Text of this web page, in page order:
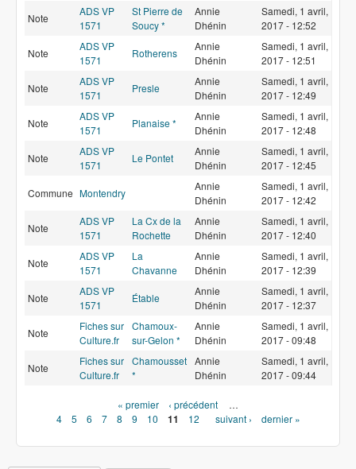
Note
ADS VP
1571
St Pierre de
Soucy *
Annie
Dhénin
Samedi, 1 avril,
2017 - 12:52
Note
ADS VP
1571
Rotherens
Annie
Dhénin
Samedi, 1 avril,
2017 - 12:51
Note
ADS VP
1571
Presle
Annie
Dhénin
Samedi, 1 avril,
2017 - 12:49
Note
ADS VP
1571
Planaise *
Annie
Dhénin
Samedi, 1 avril,
2017 - 12:48
Note
ADS VP
1571
Le Pontet
Annie
Dhénin
Samedi, 1 avril,
2017 - 12:45
Commune Montendry
Annie
Dhénin
Samedi, 1 avril,
2017 - 12:42
Note
ADS VP
1571
La Cx de la
Rochette
Annie
Dhénin
Samedi, 1 avril,
2017 - 12:40
Note
ADS VP
1571
La
Chavanne
Annie
Dhénin
Samedi, 1 avril,
2017 - 12:39
Note
ADS VP
1571
Étable
Annie
Dhénin
Samedi, 1 avril,
2017 - 12:37
Note
Fiches sur
Culture.fr
Chamoux-
sur-Gelon *
Annie
Dhénin
Samedi, 1 avril,
2017 - 09:48
Note
Fiches sur
Culture.fr
Chamousset
*
Annie
Dhénin
Samedi, 1 avril,
2017 - 09:44
« premier ‹ précédent
…
4
5 6 7 8 9 10 11 12 suivant › dernier »